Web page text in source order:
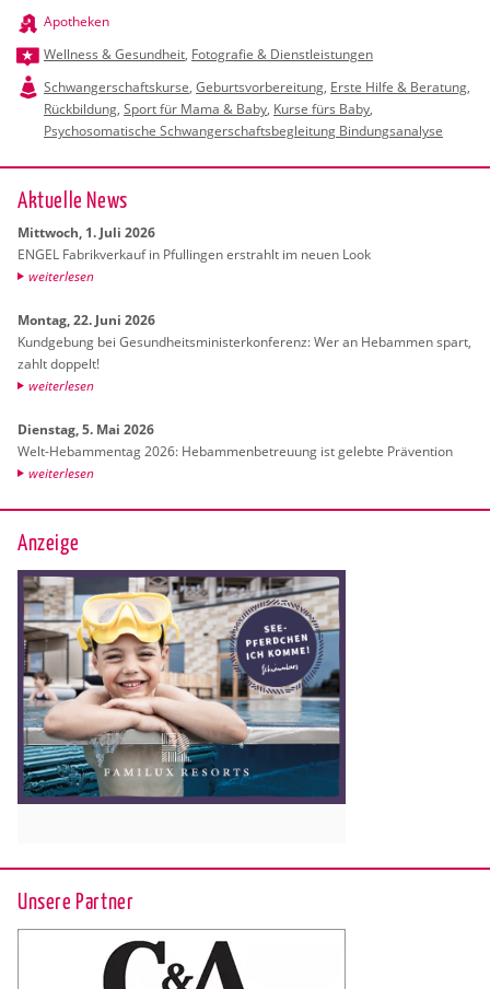
Apotheken
Wellness & Gesundheit, Fotografie & Dienstleistungen
Schwangerschaftskurse, Geburtsvorbereitung, Erste Hilfe & Beratung,
Rückbildung, Sport für Mama & Baby, Kurse fürs Baby,
Psychosomatische Schwangerschaftsbegleitung Bindungsanalyse
Ak­tu­el­le News
Mitt­woch, 1. Juli 2026
ENGEL Fa­brik­ver­kauf in Pful­lin­gen er­strahlt im neuen Look
wei­ter­le­sen
Mon­tag, 22. Juni 2026
Kund­ge­bung bei Ge­sund­heits­mi­nis­ter­kon­fe­renz: Wer an Heb­am­men spart,
zahlt dop­pelt!
wei­ter­le­sen
Diens­tag, 5. Mai 2026
Welt-Heb­am­men­tag 2026: Heb­am­men­be­treu­ung ist ge­leb­te Prä­ven­ti­on
wei­ter­le­sen
Anzeige
Unsere Partner